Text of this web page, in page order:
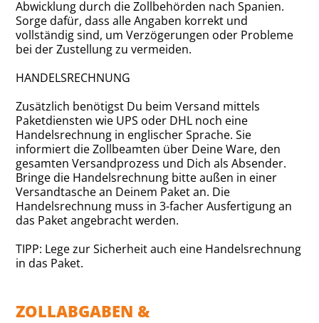
Abwicklung durch die Zollbehörden nach Spanien.
Sorge dafür, dass alle Angaben korrekt und
vollständig sind, um Verzögerungen oder Probleme
bei der Zustellung zu vermeiden.
HANDELSRECHNUNG
Zusätzlich benötigst Du beim Versand mittels
Paketdiensten wie UPS oder DHL noch eine
Handelsrechnung in englischer Sprache. Sie
informiert die Zollbeamten über Deine Ware, den
gesamten Versandprozess und Dich als Absender.
Bringe die Handelsrechnung bitte außen in einer
Versandtasche an Deinem Paket an. Die
Handelsrechnung muss in 3-facher Ausfertigung an
das Paket angebracht werden.
TIPP: Lege zur Sicherheit auch eine Handelsrechnung
in das Paket.
ZOLLABGABEN &